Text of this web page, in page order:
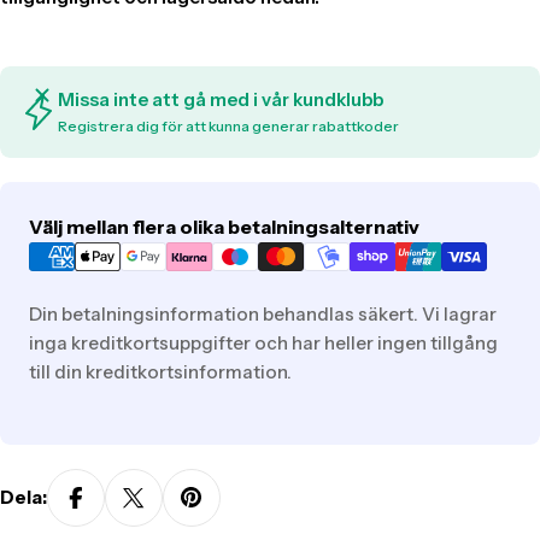
Missa inte att gå med i vår kundklubb
Registrera dig för att kunna generar rabattkoder
Välj mellan flera olika betalningsalternativ
Translation
missing:
Din betalningsinformation behandlas säkert. Vi lagrar
inga kreditkortsuppgifter och har heller ingen tillgång
till din kreditkortsinformation.
Dela: